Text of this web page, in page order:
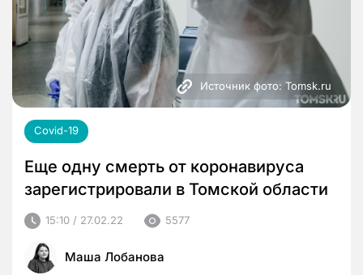
Источник фото: Tomsk.ru
Covid-19
Еще одну смерть от коронавируса
зарегистрировали в Томской области
15:10 / 27.02.22 5577
Маша Лобанова